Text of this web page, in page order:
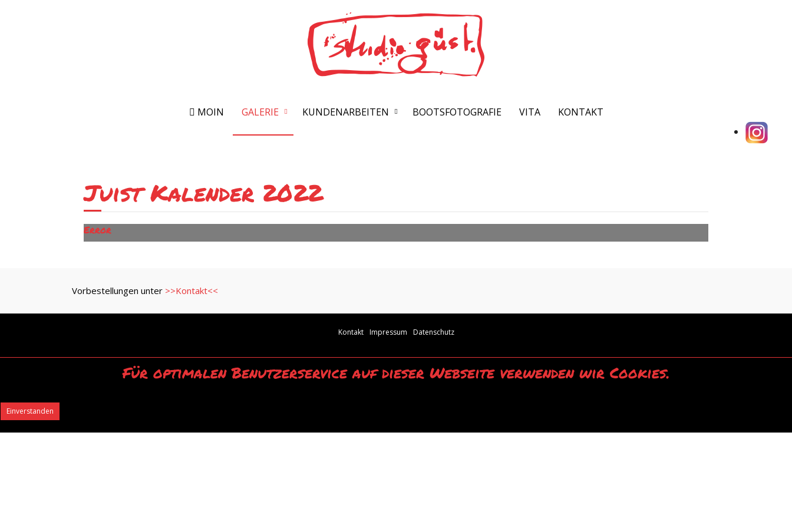
MOIN GALERIE KUNDENARBEITEN BOOTSFOTOGRAFIE VITA KONTAKT
Juist Kalender 2022
Error
Vorbestellungen unter >>Kontakt<<
Kontakt Impressum Datenschutz
Für optimalen Benutzerservice auf dieser Webseite verwenden wir Cookies.
Einverstanden